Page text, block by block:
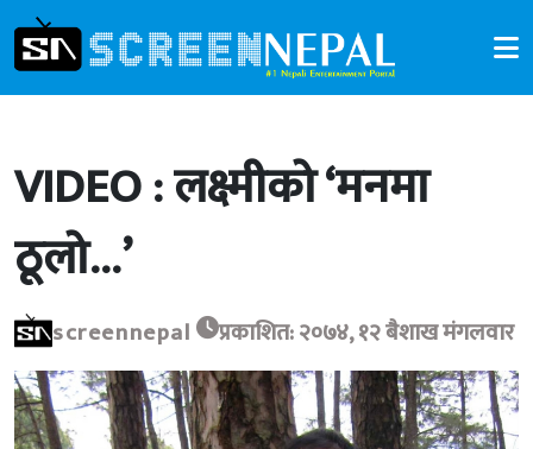
VIDEO : लक्ष्मीको ‘मनमा
ठूलो…’
screennepal प्रकाशित: २०७४, १२ बैशाख मंगलवार